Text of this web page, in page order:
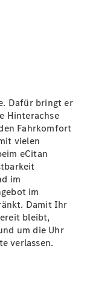
Dafür bringt er
Hinterachse
Fahrkomfort
vielen
eCitan
im
im
Damit Ihr
bleibt,
um die Uhr
verlassen.